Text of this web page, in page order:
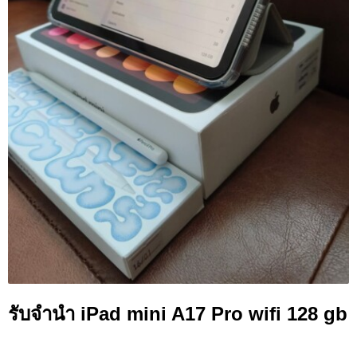
รับจำนำ iPad mini A17 Pro wifi 128 gb